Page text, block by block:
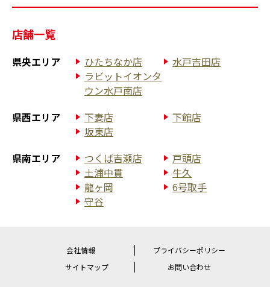
店舗一覧
県央エリア ひたちなか店
水戸吉田店
ラビットイオンタ
ウン水戸南店
県西エリア
下妻店
下館店
坂東店
県南エリア
つくば吉瀬店
戸頭店
土浦中貫
牛久
龍ヶ岡
6号取手
守谷
会社情報
プライバシーポリシー
サイトマップ
お問い合わせ